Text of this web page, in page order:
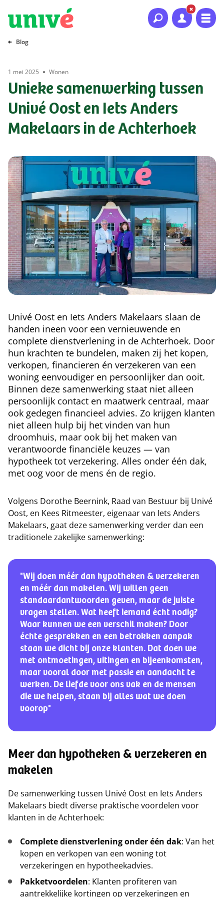
Naar hoofdinhoud
Naar hoofdnavigatie
Naar footer
Blog
1 mei 2025 Wonen
Unieke samenwerking tussen
Univé Oost en Iets Anders
Makelaars in de Achterhoek
Univé Oost en Iets Anders Makelaars slaan de
handen ineen voor een vernieuwende en
complete dienstverlening in de Achterhoek. Door
hun krachten te bundelen, maken zij het kopen,
verkopen, financieren én verzekeren van een
woning eenvoudiger en persoonlijker dan ooit.
Binnen deze samenwerking staat niet alleen
persoonlijk contact en maatwerk centraal, maar
ook gedegen financieel advies. Zo krijgen klanten
niet alleen hulp bij het vinden van hun
droomhuis, maar ook bij het maken van
verantwoorde financiële keuzes — van
hypotheek tot verzekering. Alles onder één dak,
met oog voor de mens én de regio.
Volgens Dorothe Beernink, Raad van Bestuur bij Univé
Oost, en Kees Ritmeester, eigenaar van Iets Anders
Makelaars, gaat deze samenwerking verder dan een
traditionele zakelijke samenwerking:
"Wij doen méér dan hypotheken & verzekeren
en méér dan makelen. Wij willen geen
standaardantwoorden geven, maar de juiste
vragen stellen. Wat heeft iemand écht nodig?
Waar kunnen we een verschil maken? Door
échte gesprekken en een betrokken aanpak
staan we dicht bij onze klanten. Dat doen we
met ontmoetingen, uitingen en bijeenkomsten,
maar vooral door met passie en aandacht te
werken. De liefde voor ons vak en de mensen
die we helpen, staan bij alles wat we doen
voorop"
Meer dan hypotheken & verzekeren en
makelen
De samenwerking tussen Univé Oost en Iets Anders
Makelaars biedt diverse praktische voordelen voor
klanten in de Achterhoek:
Complete dienstverlening onder één dak: Van het
kopen en verkopen van een woning tot
verzekeringen en hypotheekadvies.
Pakketvoordelen: Klanten profiteren van
aantrekkelijke kortingen op verzekeringen en